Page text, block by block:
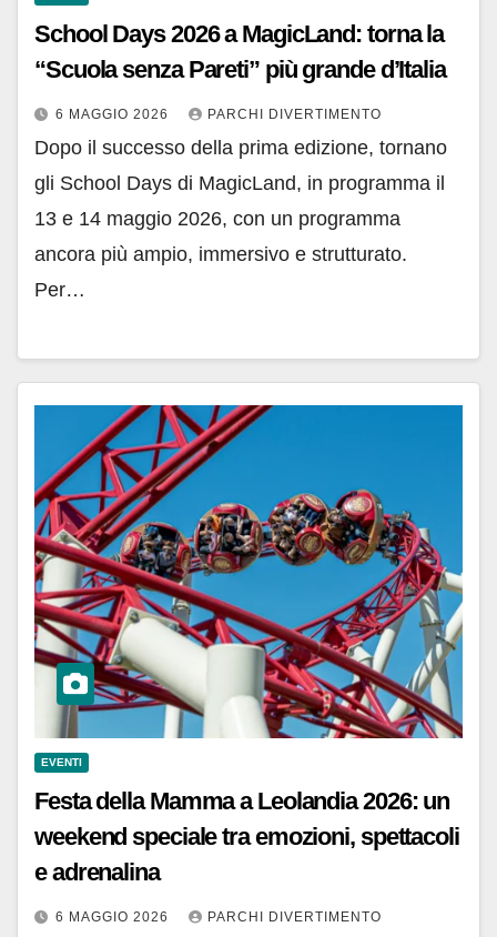
School Days 2026 a MagicLand: torna la
“Scuola senza Pareti” più grande d’Italia
6 MAGGIO 2026 PARCHI DIVERTIMENTO
Dopo il successo della prima edizione, tornano
gli School Days di MagicLand, in programma il
13 e 14 maggio 2026, con un programma
ancora più ampio, immersivo e strutturato.
Per…
EVENTI
Festa della Mamma a Leolandia 2026: un
weekend speciale tra emozioni, spettacoli
e adrenalina
6 MAGGIO 2026 PARCHI DIVERTIMENTO